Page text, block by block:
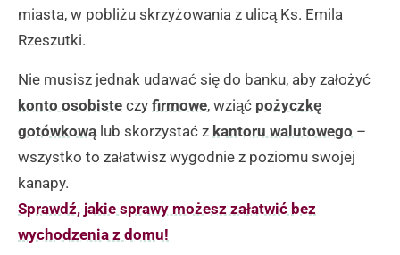
miasta, w pobliżu skrzyżowania z ulicą Ks. Emila
Rzeszutki.
Nie musisz jednak udawać się do banku, aby założyć
konto osobiste czy firmowe, wziąć pożyczkę
gotówkowąlub skorzystać z kantoru walutowego –
wszystko to załatwisz wygodnie z poziomu swojej
kanapy.
Sprawdź, jakie sprawy możesz załatwić bez
wychodzenia z domu!